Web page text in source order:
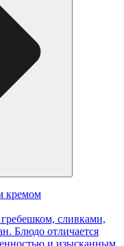
кремом
сливками,
Блюдо отличается
и изысканным